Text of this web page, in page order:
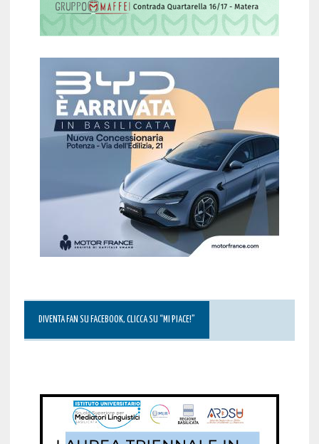
DIVENTA FAN SU FACEBOOK, CLICCA SU “MI PIACE!”